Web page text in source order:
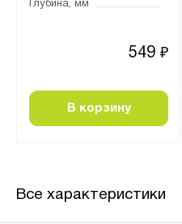
Глубина, мм
549 ₽
В корзину
Все характеристики